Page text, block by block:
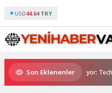
USD44.64 TRY
Son Eklenenler
Teknoloji Üssü Yükseliyor: